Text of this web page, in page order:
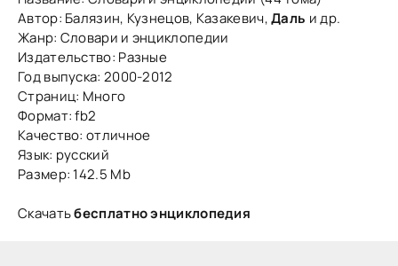
Автор: Балязин, Кузнецов, Казакевич,Даль и др.
Жанр: Словари и энциклопедии
Издательство: Разные
Год выпуска: 2000-2012
Страниц: Много
Формат: fb2
Качество: отличное
Язык: русский
Размер: 142.5 Mb
Скачатьбесплатно энциклопедия